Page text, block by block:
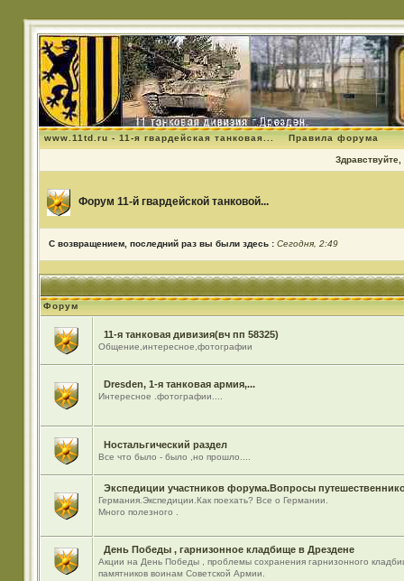
www.11td.ru - 11-я гвардейская танковая... Правила форума
Здравствуйте,
Форум 11-й гвардейской танковой...
С возвращением, последний раз вы были здесь : Сегодня, 2:49
Форум
11-я танковая дивизия(вч пп 58325)
Общение,интересное,фотографии
Dresden, 1-я танковая армия,...
Интересное .фотографии....
Ностальгический раздел
Все что было - было ,но прошло....
Экспедиции участников форума.Вопросы
Германия.Экспедиции.Как поехать? Все о Германии.
Много полезного .
День Победы , гарнизонное кладбище в Дрездене
Акции на День Победы , проблемы сохранения гарнизонного
памятников воинам Советской Армии.